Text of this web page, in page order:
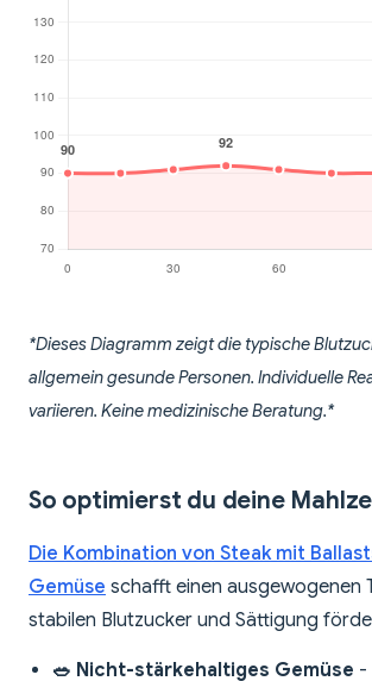
*Dieses Diagramm zeigt die typische
allgemein gesunde Personen. Individuelle
variieren. Keine medizinische Beratung.*
So optimierst du deine
Die Kombination von Steak mit
Gemüse schafft einen ausgewogenen
stabilen Blutzucker und Sättigung
🥗 Nicht-stärkehaltiges Gemüse -